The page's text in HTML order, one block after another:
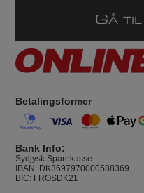
GÅ TIL
Betalingsformer
Bank Info:
Sydjysk Sparekasse
IBAN: DK3697970000588369
BIC: FROSDK21